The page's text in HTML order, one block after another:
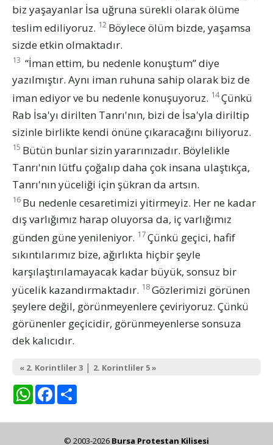
biz yaşayanlar İsa uğruna sürekli olarak ölüme
teslim ediliyoruz. 12 Böylece ölüm bizde, yaşamsa
sizde etkin olmaktadır.
13 “İman ettim, bu nedenle konuştum” diye
yazılmıştır. Aynı iman ruhuna sahip olarak biz de
iman ediyor ve bu nedenle konuşuyoruz. 14Çünkü
Rab İsa'yı dirilten Tanrı'nın, bizi de İsa'yla diriltip
sizinle birlikte kendi önüne çıkaracağını biliyoruz.
15 Bütün bunlar sizin yararınızadır. Böylelikle
Tanrı'nın lütfu çoğalıp daha çok insana ulaştıkça,
Tanrı'nın yüceliği için şükran da artsın.
16 Bu nedenle cesaretimizi yitirmeyiz. Her ne kadar
dış varlığımız harap oluyorsa da, iç varlığımız
günden güne yenileniyor. 17Çünkü geçici, hafif
sıkıntılarımız bize, ağırlıkta hiçbir şeyle
karşılaştırılamayacak kadar büyük, sonsuz bir
yücelik kazandırmaktadır. 18Gözlerimizi görünen
şeylere değil, görünmeyenlere çeviriyoruz. Çünkü
görünenler geçicidir, görünmeyenlerse sonsuza
dek kalıcıdır.
« 2. Korintliler 3 | 2. Korintliler 5 »
WhatsAppFacebook
© 2003-2026 Bursa Protestan Kilisesi